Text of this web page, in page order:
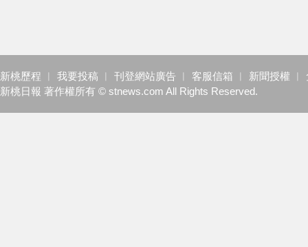
新桃歷程 ︱ 我要投稿 ︱ 刊登網站廣告 ︱ 客服信箱 ︱ 新聞授權 ︱
新桃日報 著作權所有 © stnews.com All Rights Reserved.